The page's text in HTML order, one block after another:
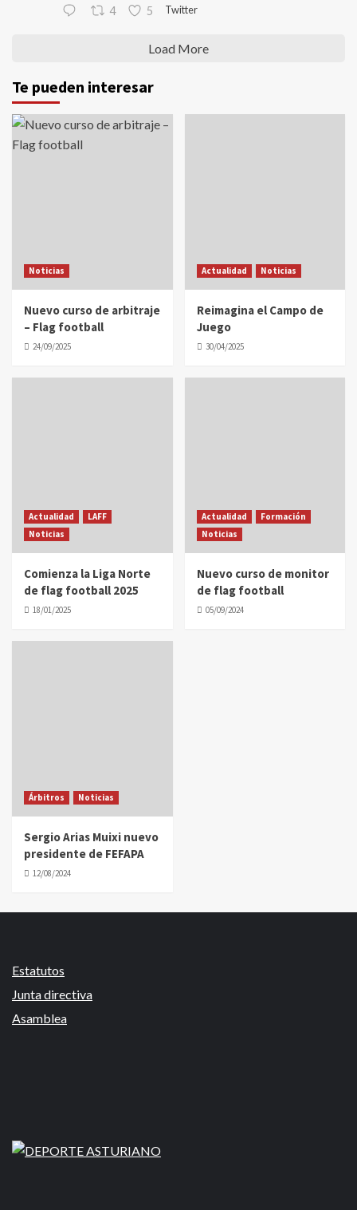
4 5 Twitter
Load More
Te pueden interesar
Noticias
Nuevo curso de arbitraje
– Flag football
24/09/2025
Actualidad Noticias
Reimagina el Campo de
Juego
30/04/2025
Actualidad
LAFF
Noticias
Comienza la Liga Norte
de flag football 2025
18/01/2025
Actualidad
Formación
Noticias
Nuevo curso de monitor
de flag football
05/09/2024
Árbitros Noticias
Sergio Arias Muixi nuevo
presidente de FEFAPA
12/08/2024
Estatutos
Junta directiva
Asamblea